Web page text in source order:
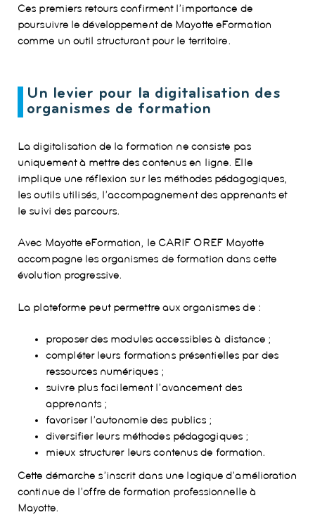
Ces premiers retours confirment l’importance de
poursuivre le développement de Mayotte eFormation
comme un outil structurant pour le territoire.
Un levier pour la digitalisation des
organismes de formation
La digitalisation de la formation ne consiste pas
uniquement à mettre des contenus en ligne. Elle
implique une réflexion sur les méthodes pédagogiques,
les outils utilisés, l’accompagnement des apprenants et
le suivi des parcours.
Avec Mayotte eFormation, le CARIF OREF Mayotte
accompagne les organismes de formation dans cette
évolution progressive.
La plateforme peut permettre aux organismes de :
proposer des modules accessibles à distance ;
compléter leurs formations présentielles par des
ressources numériques ;
suivre plus facilement l’avancement des
apprenants ;
favoriser l’autonomie des publics ;
diversifier leurs méthodes pédagogiques ;
mieux structurer leurs contenus de formation.
Cette démarche s’inscrit dans une logique d’amélioration
continue de l’offre de formation professionnelle à
Mayotte.